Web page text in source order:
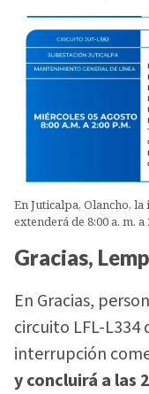
En Juticalpa, Olancho,
extenderá de 8:00 a. m. a
Gracias,
En Gracias,
circuito LFL-L334
interrupción
y concluirá a las